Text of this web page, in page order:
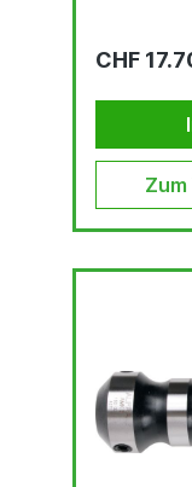
CHF